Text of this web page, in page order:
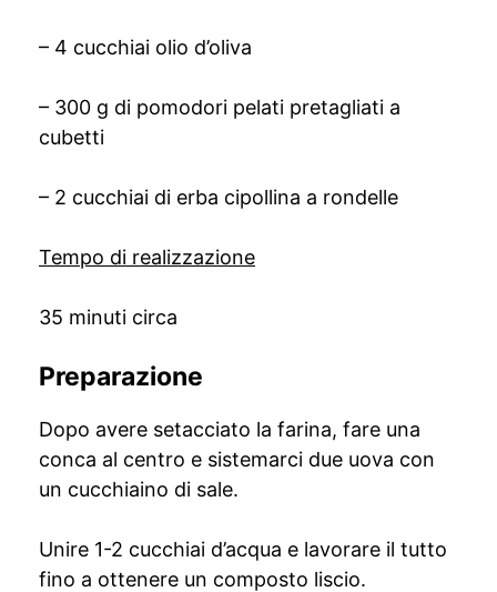
– 4 cucchiai olio d’oliva
– 300 g di pomodori pelati pretagliati a
cubetti
– 2 cucchiai di erba cipollina a rondelle
Tempo di realizzazione
35 minuti circa
Preparazione
Dopo avere setacciato la farina, fare una
conca al centro e sistemarci due uova con
un cucchiaino di sale.
Unire 1-2 cucchiai d’acqua e lavorare il tutto
fino a ottenere un composto liscio.